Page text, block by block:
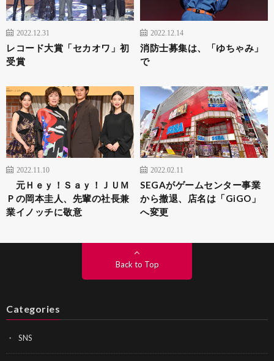
2022.12.31
レコード大賞「セカオワ」初
受賞
2022.12.14
消防士募集は、「ゆちゃみ」
で
2022.11.10
元Ｈｅｙ！Ｓａｙ！ＪＵＭ
Ｐの岡本圭人、先輩の社長兼
業イノッチに敬意
2022.02.11
SEGAがゲームセンター事業
から撤退、店名は「GiGO」
へ変更
Back to Top
Categories
SNS